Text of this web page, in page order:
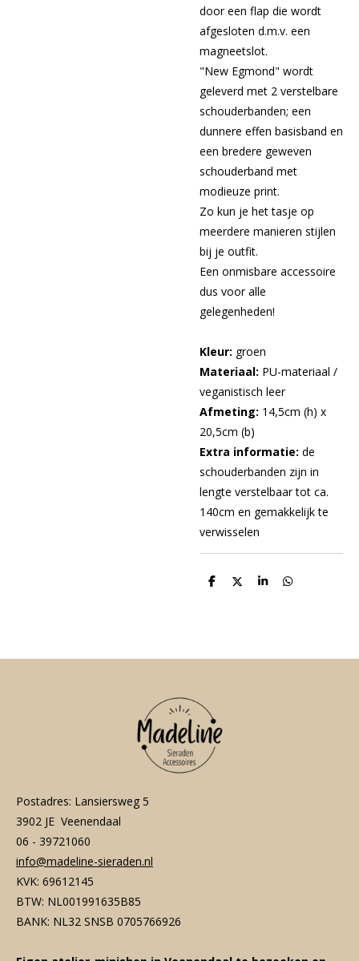
door een flap die wordt
afgesloten d.m.v. een
magneetslot.
"New Egmond" wordt
geleverd met 2 verstelbare
schouderbanden; een
dunnere effen basisband en
een bredere geweven
schouderband met
modieuze print.
Zo kun je het tasje op
meerdere manieren stijlen
bij je outfit.
Een onmisbare accessoire
dus voor alle
gelegenheden!
Kleur: groen
Materiaal: PU-materiaal /
veganistisch leer
Afmeting: 14,5cm (h) x
20,5cm (b)
Extra informatie: de
schouderbanden zijn in
lengte verstelbaar tot ca.
140cm en gemakkelijk te
verwisselen
D
D
S
D
Postadres: Lansiersweg 5
3902 JE Veenendaal
06 - 39721060
info@madeline-sieraden.nl
KVK: 69612145
BTW: NL001991635B85
BANK: NL32 SNSB 0705766926